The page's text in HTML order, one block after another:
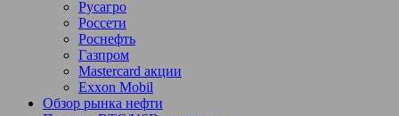
Русагро
Россети
Роснефть
Газпром
Mastercard акции
Exxon Mobil
Обзор рынка нефти